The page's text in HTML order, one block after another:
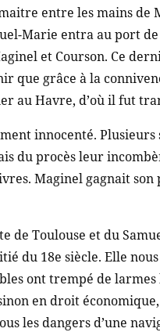
entre les mains de
Marie entra au port
et Courson. Ce
que grâce à la
au Havre, d’où il fut
innocenté.
du procès leur
Maginel gagnait
de Toulouse et du
du 18e siècle. Elle
ont trempé de larmes
en droit
les dangers d’une